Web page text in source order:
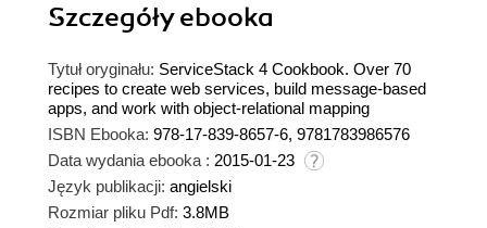
Szczegółyebooka
Tytuł oryginału: ServiceStack 4 Cookbook. Over 70
recipes to create web services, build message-based
apps, and work with object-relational mapping
ISBN Ebooka: 978-17-839-8657-6, 9781783986576
Data wydania ebooka : 2015-01-23
Język publikacji: angielski
Rozmiar pliku Pdf: 3.8MB